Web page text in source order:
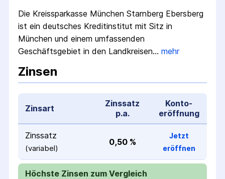
Die Kreissparkasse München Starnberg Ebersberg
ist ein deutsches Kreditinstitut mit Sitz in
München und einem umfassenden
Geschäftsgebiet in den Landkreisen… mehr
Zinsen
Zinsart
Zinssatz
p.a.
Konto­
eröffnung
Zinssatz
(variabel)
0,50 %
Jetzt
eröffnen
Höchste Zinsen zum Vergleich